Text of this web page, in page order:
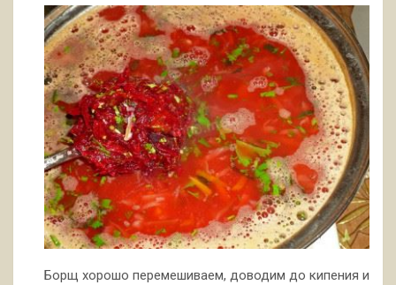
Борщ хорошо перемешиваем, доводим до кипения и